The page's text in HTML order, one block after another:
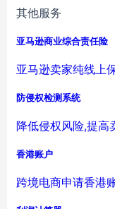
其他服务
亚马逊商业综合责任险
亚马逊卖家纯线上
防侵权检测系统
降低侵权风险,提
香港账户
跨境电商申请香港